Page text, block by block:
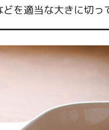
を適当な大きに切っ